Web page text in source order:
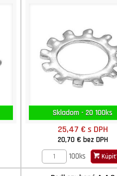
Skladom - 20 100ks
25,47 € s DPH
20,70 € bez DPH
100ks
Kúpiť